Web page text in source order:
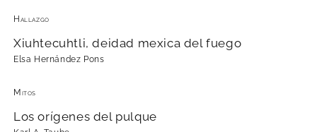
Hallazgo
Xiuhtecuhtli, deidad mexica del fuego
Elsa Hernández Pons
Mitos
Los orígenes del pulque